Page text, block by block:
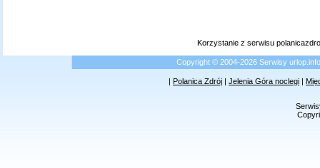
Korzystanie z serwisu
Copyright © 2004-2026 Serwisy
| Polanica Zdrój | Jelenia Góra noclegi |